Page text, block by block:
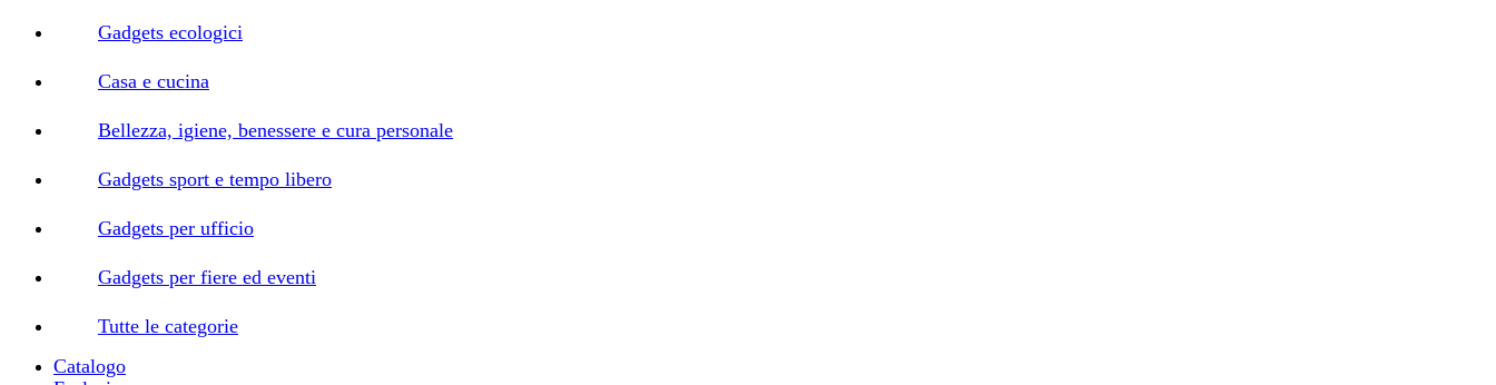
Gadgets ecologici
Casa e cucina
Bellezza, igiene, benessere e cura personale
Gadgets sport e tempo libero
Gadgets per ufficio
Gadgets per fiere ed eventi
Tutte le categorie
Catalogo